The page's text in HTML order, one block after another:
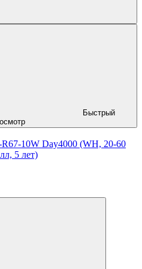
Быстрый
10W Day4000 (WH, 20-60
5 лет)